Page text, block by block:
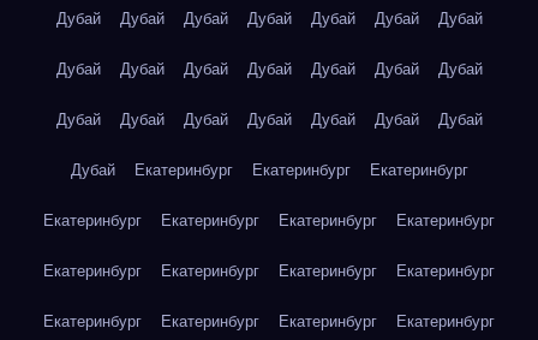
Дубай Дубай Дубай Дубай Дубай Дубай Дубай
Дубай Дубай Дубай Дубай Дубай Дубай Дубай
Дубай Дубай Дубай Дубай Дубай Дубай Дубай
Дубай Екатеринбург Екатеринбург Екатеринбург
Екатеринбург Екатеринбург Екатеринбург Екатеринбург
Екатеринбург Екатеринбург Екатеринбург Екатеринбург
Екатеринбург Екатеринбург Екатеринбург Екатеринбург